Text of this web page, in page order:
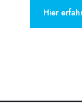
Hier